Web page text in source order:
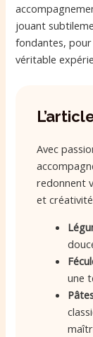
jouant
fondantes,
véritable
Avec
redonnent
et
une